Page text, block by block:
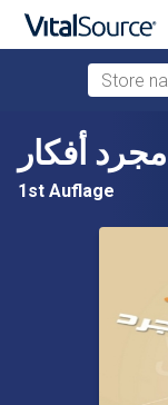
Zum Hauptinhalt
Store
أفكار
1st Auflage